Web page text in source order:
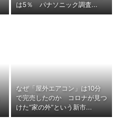
は5％ パナソニック調査...
なぜ「屋外エアコン」は10分
で完売したのか コロナが見つ
けた“家の外”という新市...